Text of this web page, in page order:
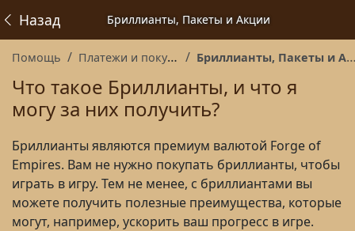
Бриллианты, Пакеты и Акции
Назад
Помощь Платежи и покупки Бриллианты, Пакеты и Акции
Что такое Бриллианты, и что я
могу за них получить?
Бриллианты являются премиум валютой Forge of
Empires. Вам не нужно покупать бриллианты, чтобы
играть в игру. Тем не менее, с бриллиантами вы
можете получить полезные преимущества, которые
могут, например, ускорить ваш прогресс в игре.